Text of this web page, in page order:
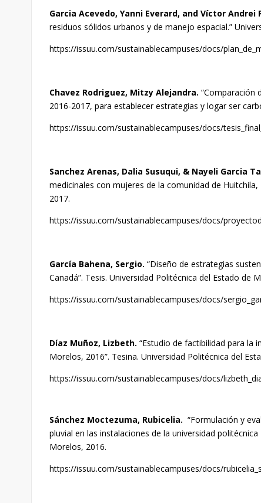
Garcia Acevedo, Yanni Everard, and Víctor
residuos sólidos urbanos y de manejo espacial.”
https://issuu.com/sustainablecampuses/docs/
Chavez Rodriguez, Mitzy Alejandra.“Comparación
2016-2017, para establecer estrategias y logar ser
https://issuu.com/sustainablecampuses/docs/
Sanchez Arenas, Dalia Susuqui, & Nayeli Garcia
medicinales con mujeres de la comunidad de
2017.
https://issuu.com/sustainablecampuses/docs/
García Bahena, Sergio. “Diseño de estrategias
Canadá”. Tesis. Universidad Politécnica del Estado de
https://issuu.com/sustainablecampuses/docs/
Díaz Muñoz, Lizbeth. “Estudio de factibilidad para la
Morelos, 2016”. Tesina. Universidad Politécnica del
https://issuu.com/sustainablecampuses/docs/
Sánchez Moctezuma, Rubicelia.“Formulación y
pluvial en las instalaciones de la universidad
Morelos, 2016.
https://issuu.com/sustainablecampuses/docs/